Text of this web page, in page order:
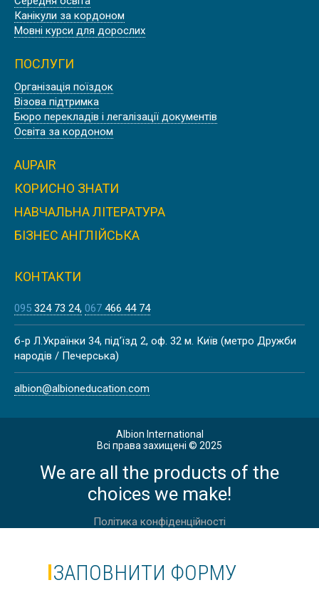
BISHOPSTROW COLLEGE, АНГЛІЯ
Знижка
ДОУНІВЕРСИТЕТСЬКИЙ КОЛЕДЖ
OXFORD SIXTH FORM COLLEGE |
ОКСФОРД, АНГЛІЯ
КОЛЕДЖ D’OVERBROECK’S
COLLEGE | ОКСФОРД, АНГЛІЯ
BRITISH NATIONAL HIGH SCHOOL
DIPLOMA A-LEVEL ОНЛАЙН,
HARROW SCHOOL, СРЕДНЕЕ
ОБРАЗОВАНИЕ, АНГЛИЯ
AMERICAN HIGH SCHOOL DIPLOMA
ОНЛАЙН, ASU PREP DIGITAL,
СРЕДНЕЕ ОБРАЗОВАНИЕ,
АМЕРИКА
THORNTON ACADEMY | SACO,
MAINE, USA
Канікули за кордоном
Мовні курси для дорослих
ПОСЛУГИ
Організація поїздок
Візова підтримка
Бюро перекладів і легалізації документів
Освіта за кордоном
AUPAIR
КОРИСНО ЗНАТИ
НАВЧАЛЬНА ЛІТЕРАТУРА
БІЗНЕС АНГЛІЙСЬКА
КОНТАКТИ
095 324 73 24 067 466 44 74
б-р Л.Українки 34, під’їзд 2, оф. 32 м. Київ (метро Дружби
народів / Печерська)
albion@albioneducation.com
Albion International
Всі права захищені © 2025
We are all the products of the
choices we make!
Політика конфіденційності
ЗАПОВНИТИ ФОРМУ